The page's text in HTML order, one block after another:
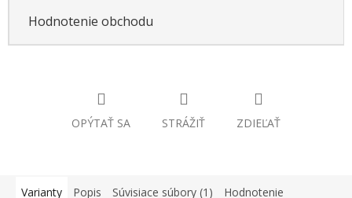
Hodnotenie obchodu
OPÝTAŤ SA STRÁŽIŤ ZDIEĽAŤ
Varianty Popis Súvisiace súbory (1) Hodnotenie